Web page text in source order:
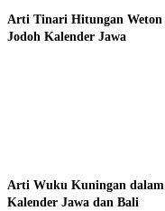
Arti Tinari Hitungan Weton
Jodoh Kalender Jawa
Arti Wuku Kuningan dalam
Kalender Jawa dan Bali